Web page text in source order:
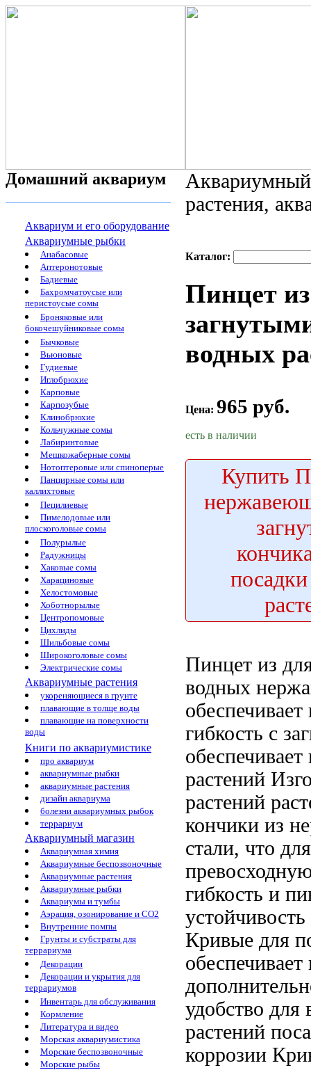
Домашний аквариум
Аквариум и его оборудование
Аквариумные рыбки
Анабасовые
Аптеронотовые
Бадиевые
Бахромчатоусые или
перистоусые сомы
Броняковые или
бокочешуйниковые сомы
Бычковые
Вьюновые
Гудиевые
Иглобрюхие
Карповые
Карпозубые
Клинобрюхие
Кольчужные сомы
Лабиринтовые
Мешкожаберные сомы
Нотоптеровые или спиноперые
Панцирные сомы или
каллихтовые
Пецилиевые
Пимелодовые или
плоскоголовые сомы
Полурылые
Радужницы
Хаковые сомы
Харациновые
Хелостомовые
Хоботнорылые
Центропомовые
Цихлиды
Шильбовые сомы
Широкоголовые сомы
Электрические сомы
Аквариумные растения
укореняющиеся в грунте
плавающие в толще воды
плавающие на поверхности
воды
Книги по аквариумистике
про аквариум
аквариумные рыбки
аквариумные растения
дизайн аквариума
болезни аквариумных рыбок
террариум
Аквариумный магазин
Аквариумная химия
Аквариумные беспозвоночные
Аквариумные растения
Аквариумные рыбки
Аквариумы и тумбы
Аэрация, озонирование и CO2
Внутренние помпы
Грунты и субстраты для
террариума
Декорации
Декорации и укрытия для
террариумов
Инвентарь для обслуживания
Кормление
Литература и видео
Морская аквариумистика
Морские беспозвоночные
Морские рыбы
растения,
Каталог:
Пинцет
водных
Цена: 965 руб.
есть в наличии
Купить
Пинцет из
водных
гибкость с
растений
растений
кончики из
стали, что
гибкость и
Кривые для
удобство для
растений
коррозии